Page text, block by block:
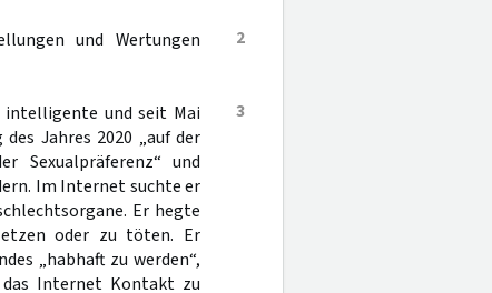
2
und Wertungen
3
und seit Mai
Jahres 2020 „auf der
Sexualpräferenz“ und
Im Internet suchte er
Er hegte
oder zu töten. Er
„habhaft zu werden“,
Internet Kontakt zu